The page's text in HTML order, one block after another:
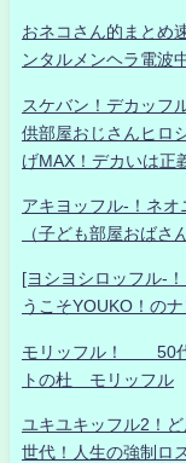
おネコさん的まとめ
ンタルメンヘラ電波
スケバン！デカッフ
供部屋おじさんヒロ
げMAX！デカいは正
アキヨッフル-！ネオ
（子ども部屋おばさ
[ヨシヨシロッフル-
うこそYOUKO！の
モリッフル！ 50代
トの杜 モリッフル
ユキユキッフル2！
世代！人生の強制ロ